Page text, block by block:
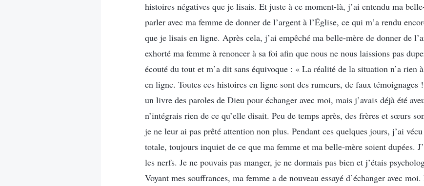
histoires négatives que je lisais. Et juste à ce moment-là, j’ai entendu ma
parler avec ma femme de donner de l’argent à l’Église, ce qui m’a rendu
que je lisais en ligne. Après cela, j’ai empêché ma belle-mère de donner de
exhorté ma femme à renoncer à sa foi afin que nous ne nous laissions pas
écouté du tout et m’a dit sans équivoque : « La réalité de la situation n’a rien
en ligne. Toutes ces histoires en ligne sont des rumeurs, de faux
un livre des paroles de Dieu pour échanger avec moi, mais j’avais déjà été
n’intégrais rien de ce qu’elle disait. Peu de temps après, des frères et sœurs
je ne leur ai pas prêté attention non plus. Pendant ces quelques jours, j’ai
totale, toujours inquiet de ce que ma femme et ma belle-mère soient dupées.
les nerfs. Je ne pouvais pas manger, je ne dormais pas bien et j’étais
Voyant mes souffrances, ma femme a de nouveau essayé d’échanger avec